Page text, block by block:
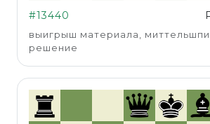
#13440
выигрыш материала,
решение